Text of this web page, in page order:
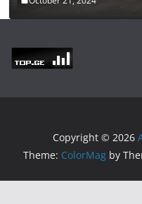
Copyright © 2026
Theme: ColorMag by